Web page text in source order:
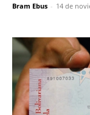
Bram Ebus - 14 de